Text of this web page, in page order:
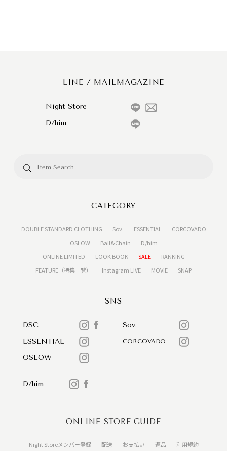
LINE / MAILMAGAZINE
Night Store
D/him
CATEGORY
DOUBLE STANDARD CLOTHING Sov. ESSENTIAL
CORCOVADO
OSLOW
Ball&Chain
D/him
ONLINE LIMITED
LOOK BOOK SALE
RANKING
FEATURE（特集一覧）
Instagram LIVE MOVIE SNAP
SNS
DSC
Sov.
ESSENTIAL
CORCOVADO
OSLOW
D/him
ONLINE STORE GUIDE
Night Storeメンバー登録 配送 お支払い 返品 利用規約